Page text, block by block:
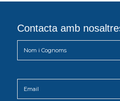
Contacta amb